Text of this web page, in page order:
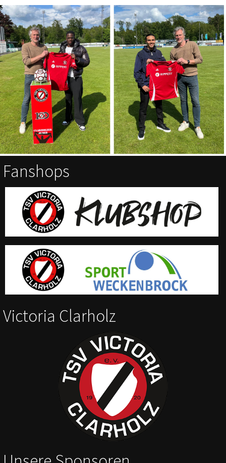
Fanshops
Victoria Clarholz